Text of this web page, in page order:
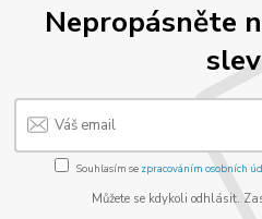
Nepropásněte
Souhlasím se zpracováním osobních
Můžete se kdykoli odhlásit.